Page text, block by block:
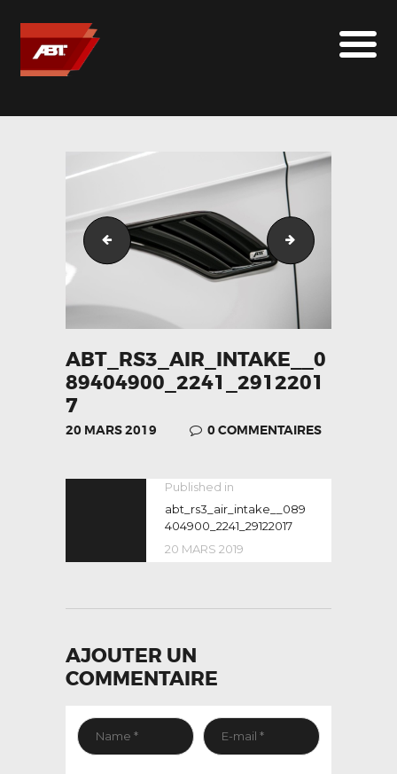
ABT SPORTSLINE FRANCE
MARQUES
LE SUR-MESURE
ABT
CONTACT
ABT_RS3_AIR_INTAKE__0
89404900_2241_2912201
7
20 MARS 2019 0 COMMENTAIRES
NAVIGATION
L’ARTICLE
Published in
post:
abt_rs3_air_intake__089
404900_2241_29122017
20 MARS 2019
AJOUTER UN
COMMENTAIRE